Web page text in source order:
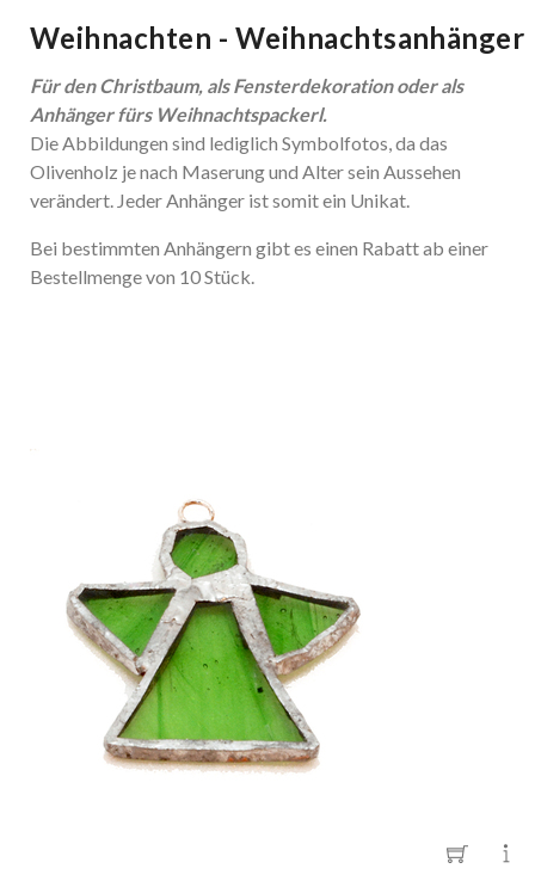
Weihnachten - Weihnachtsanhänger
Für den Christbaum, als Fensterdekoration oder als
Anhänger fürs Weihnachtspackerl.
Die Abbildungen sind lediglich Symbolfotos, da das
Olivenholz je nach Maserung und Alter sein Aussehen
verändert. Jeder Anhänger ist somit ein Unikat.
Bei bestimmten Anhängern gibt es einen Rabatt ab einer
Bestellmenge von 10 Stück.